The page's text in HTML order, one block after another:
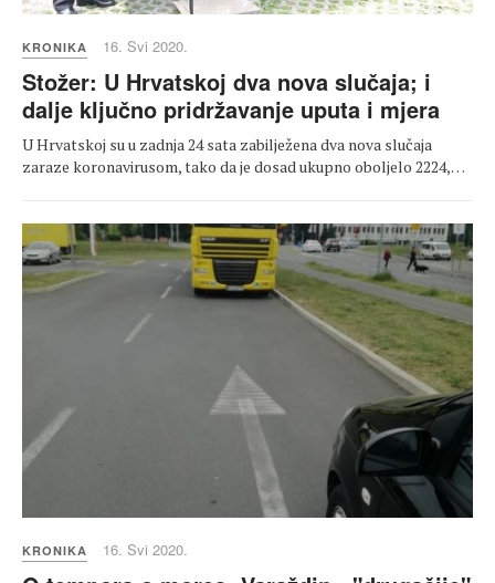
KRONIKA 16. Svi 2020.
Stožer: U Hrvatskoj dva nova slučaja; i
dalje ključno pridržavanje uputa i mjera
U Hrvatskoj su u zadnja 24 sata zabilježena dva nova slučaja
zaraze koronavirusom, tako da je dosad ukupno oboljelo 2224,…
KRONIKA 16. Svi 2020.